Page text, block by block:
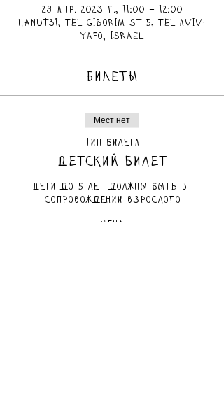
29 апр. 2023 г., 11:00 – 12:00
Hanut31, Tel Giborim St 5, Tel Aviv-
Yafo, Israel
БИЛЕТЫ
Мест нет
Тип билета
Детский билет
Дети до 5 лет должны быть в
сопровождении взрослого
Цена